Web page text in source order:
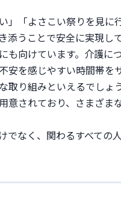
」「よさこい祭りを見に
うことで安全に実現し
向けています。介護に
安を感じやすい時間帯を
取り組みといえるでしょ
意されており、さまざま
でなく、関わるすべての